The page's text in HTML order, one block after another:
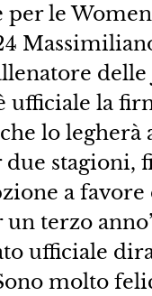
le
delle
ufficiale la
lo legherà
stagioni,
a
un terzo
ufficiale
molto